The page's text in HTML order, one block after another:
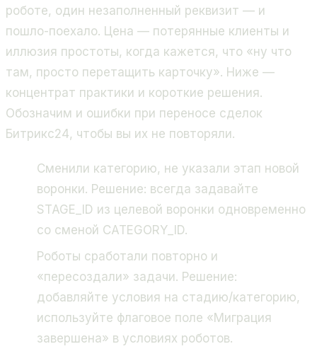
роботе, один незаполненный реквизит — и
пошло-поехало. Цена — потерянные клиенты и
иллюзия простоты, когда кажется, что «ну что
там, просто перетащить карточку». Ниже —
концентрат практики и короткие решения.
Обозначим и ошибки при переносе сделок
Битрикс24, чтобы вы их не повторяли.
Сменили категорию, не указали этап новой
воронки. Решение: всегда задавайте
STAGE_ID из целевой воронки одновременно
со сменой CATEGORY_ID.
Роботы сработали повторно и
«пересоздали» задачи. Решение:
добавляйте условия на стадию/категорию,
используйте флаговое поле «Миграция
завершена» в условиях роботов.